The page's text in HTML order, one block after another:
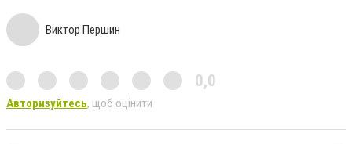
Виктор Першин
0,0
Авторизуйтесь, щоб оцінити